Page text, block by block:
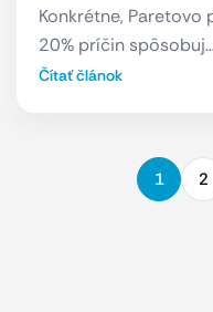
Konkrétne, Paretovo
20% príčin
Čítať článok
1 2